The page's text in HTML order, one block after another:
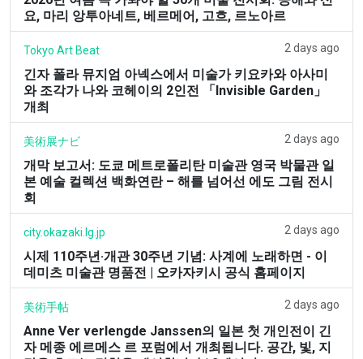
요, 마리 앙투아네트, 베르메어, 고흐, 르노아르
Tokyo Art Beat 2 days ago
긴자 폴라 뮤지엄 아넥스에서 미술가 키요카와 아사미
와 조각가 나와 코헤이의 2인전 「Invisible Garden」
개최
美術展ナビ 2 days ago
개막 보고서: 도쿄 메트로폴리탄 미술관 영국 박물관 일
본 예술 컬렉션 백화연란 – 해를 넘어선 에도 그림 전시
회
city.okazaki.lg.jp 2 days ago
시제 110주년·개관 30주년 기념: 사계에 노래하면 - 이
데미츠 미술관 명품전 | 오카자키시 공식 홈페이지
美術手帖 2 days ago
Anne Ver verlengde Janssen의 일본 첫 개인전이 긴
자 메종 에르메스 르 포럼에서 개최됩니다. 공간, 빛, 지